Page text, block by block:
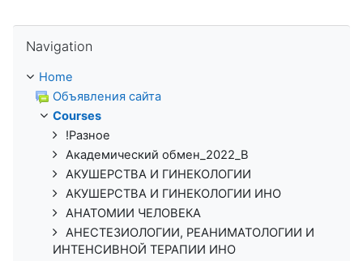
Navigation
Home
Объявления сайта
Courses
!Разное
Академический обмен_2022_В
АКУШЕРСТВА И ГИНЕКОЛОГИИ
АКУШЕРСТВА И ГИНЕКОЛОГИИ ИНО
АНАТОМИИ ЧЕЛОВЕКА
АНЕСТЕЗИОЛОГИИ, РЕАНИМАТОЛОГИИ И
ИНТЕНСИВНОЙ ТЕРАПИИ ИНО